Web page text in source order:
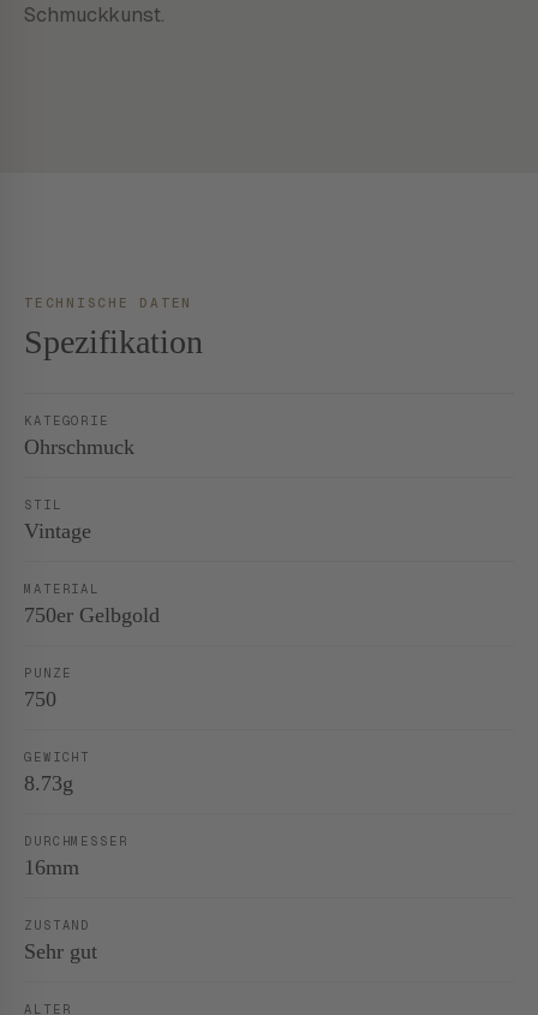
Schmuckkunst.
TECHNISCHE DATEN
Spezifikation
KATEGORIE
Ohrschmuck
STIL
Vintage
MATERIAL
750er Gelbgold
PUNZE
750
GEWICHT
8.73g
DURCHMESSER
16mm
ZUSTAND
Sehr gut
ALTER